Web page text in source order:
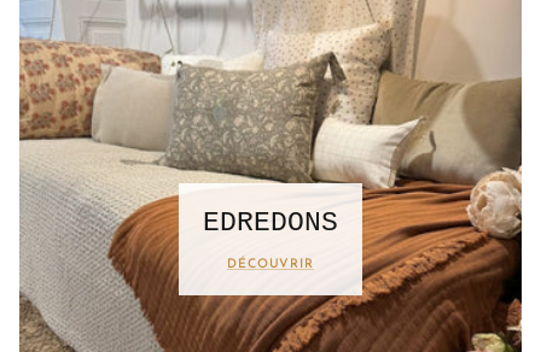
EDREDONS
DÉCOUVRIR